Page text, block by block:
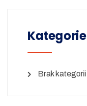
Kategorie
Brak kategorii